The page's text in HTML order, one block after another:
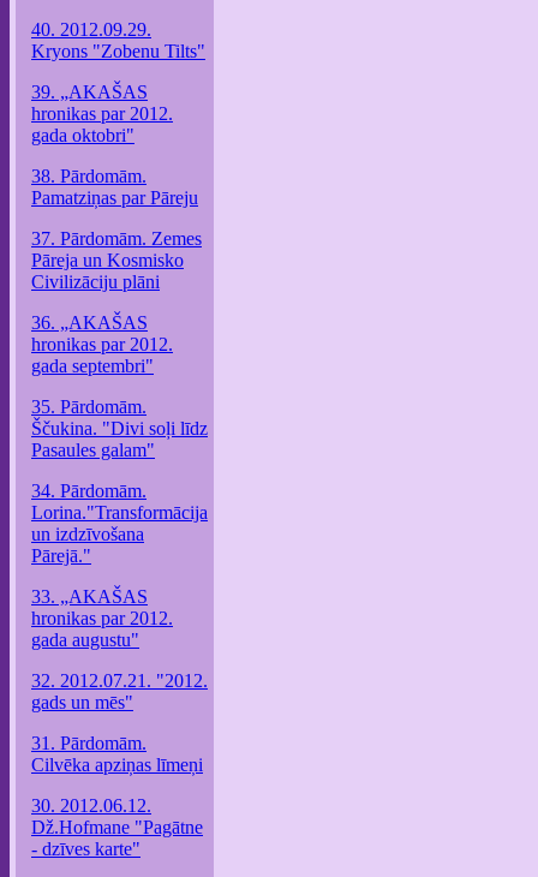
40. 2012.09.29.
Kryons "Zobenu Tilts"
39. „AKAŠAS
hronikas par 2012.
gada oktobri"
38. Pārdomām.
Pamatziņas par Pāreju
37. Pārdomām. Zemes
Pāreja un Kosmisko
Civilizāciju plāni
36. „AKAŠAS
hronikas par 2012.
gada septembri"
35. Pārdomām.
Ščukina. "Divi soļi līdz
Pasaules galam"
34. Pārdomām.
Lorina."Transformācija
un izdzīvošana
Pārejā."
33. „AKAŠAS
hronikas par 2012.
gada augustu"
32. 2012.07.21. "2012.
gads un mēs"
31. Pārdomām.
Cilvēka apziņas līmeņi
30. 2012.06.12.
Dž.Hofmane "Pagātne
- dzīves karte"